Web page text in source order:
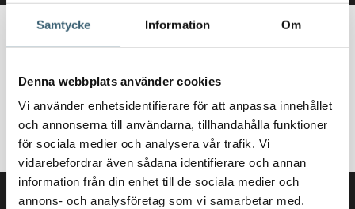
Samtycke Information Om
Denna webbplats använder cookies
Vi använder enhetsidentifierare för att anpassa innehållet
och annonserna till användarna, tillhandahålla funktioner
för sociala medier och analysera vår trafik. Vi
vidarebefordrar även sådana identifierare och annan
information från din enhet till de sociala medier och
annons- och analysföretag som vi samarbetar med.
Inga produkter hittades som motsvarar ditt val.